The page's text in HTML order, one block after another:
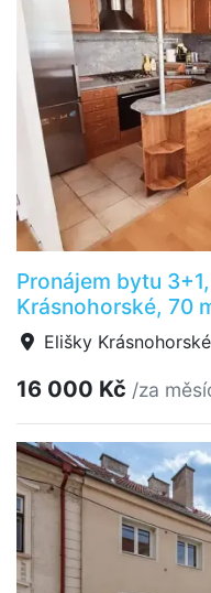
Pronájem bytu
Krásnohorské, 70
Elišky
16 000 Kč /za